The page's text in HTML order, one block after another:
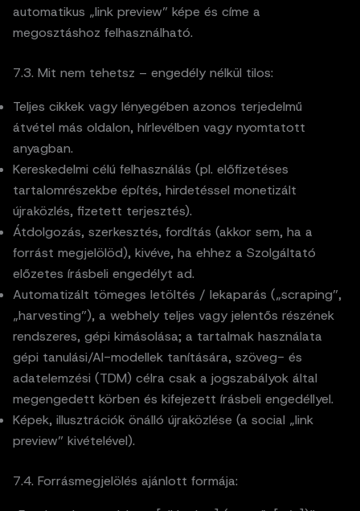
automatikus „link preview” képe és címe a
megosztáshoz felhasználható.
7.3. Mit nem tehetsz – engedély nélkül tilos:
Teljes cikkek vagy lényegében azonos terjedelmű
átvétel más oldalon, hírlevélben vagy nyomtatott
anyagban.
Kereskedelmi célú felhasználás (pl. előfizetéses
tartalomrészekbe építés, hirdetéssel monetizált
újraközlés, fizetett terjesztés).
Átdolgozás, szerkesztés, fordítás (akkor sem, ha a
forrást megjelölöd), kivéve, ha ehhez a Szolgáltató
előzetes írásbeli engedélyt ad.
Automatizált tömeges letöltés / lekaparás („scraping”,
„harvesting”), a webhely teljes vagy jelentős részének
rendszeres, gépi kimásolása; a tartalmak használata
gépi tanulási/AI-modellek tanítására, szöveg- és
adatelemzési (TDM) célra csak a jogszabályok által
megengedett körben és kifejezett írásbeli engedéllyel.
Képek, illusztrációk önálló újraközlése (a social „link
preview” kivételével).
7.4. Forrásmegjelölés ajánlott formája: